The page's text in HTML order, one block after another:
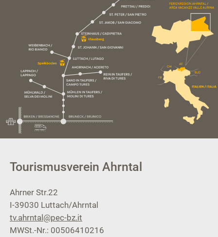
Tourismusverein Ahrntal
Ahrner Str.22
I-39030 Luttach/Ahrntal
tv.ahrntal@pec-bz.it
MWSt.-Nr.: 00506410216